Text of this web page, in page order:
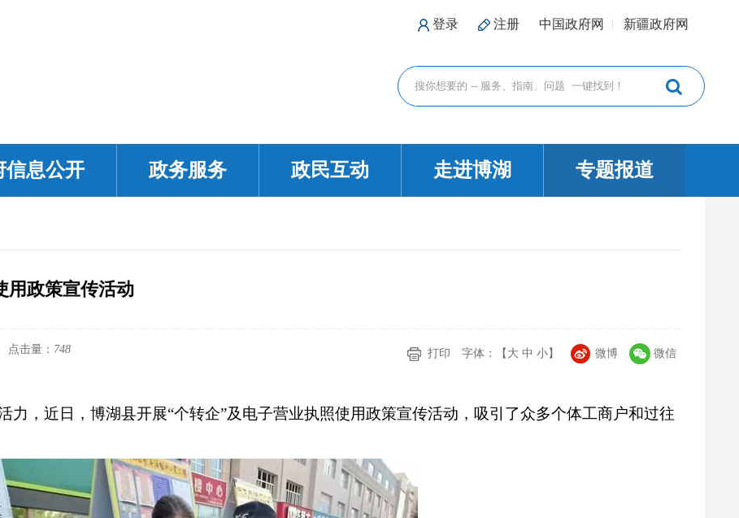
登录 注册 中国政府网 新疆政府网
信息公开 政务服务 政民互动 走进博湖 专题报道
用政策宣传活动
点击量： 748 打印 字体：【 大 中 小 】 微博 微信
力，近日，博湖县开展“个转企”及电子营业执照使用政策宣传活动，吸引了众多个体工商户和过往